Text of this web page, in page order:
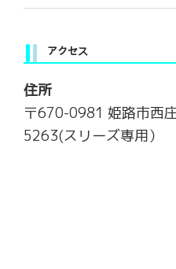
アクセス
住所
〒670-0981 姫路市西
5263(スリーズ専用）